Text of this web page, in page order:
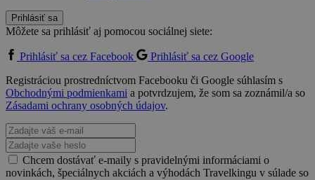
Prihlásiť sa
Môžete sa prihlásiť aj pomocou sociálnej siete:
Prihlásiť sa cez Facebook
Prihlásiť sa cez Google
Registráciou prostredníctvom Facebooku či Google súhlasím s
Obchodnými podmienkami a potvrdzujem, že som sa zoznámil/a so
Zásadami ochrany osobných údajov.
Chcem dostávať e-maily s pravidelnými informáciami o
novinkách, špeciálnych akciách a výhodách Travelkingu v súlade so